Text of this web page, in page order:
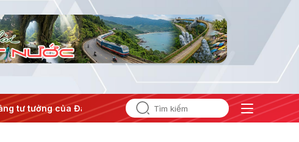
tư tưởng của Đảng #Hội nghị Trung ương 3